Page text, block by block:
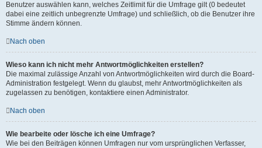
Benutzer auswählen kann, welches Zeitlimit für die Umfrage gilt (0 bedeutet
dabei eine zeitlich unbegrenzte Umfrage) und schließlich, ob die Benutzer ihre
Stimme ändern können.
Nach oben
Wieso kann ich nicht mehr Antwortmöglichkeiten erstellen?
Die maximal zulässige Anzahl von Antwortmöglichkeiten wird durch die Board-
Administration festgelegt. Wenn du glaubst, mehr Antwortmöglichkeiten als
zugelassen zu benötigen, kontaktiere einen Administrator.
Nach oben
Wie bearbeite oder lösche ich eine Umfrage?
Wie bei den Beiträgen können Umfragen nur vom ursprünglichen Verfasser,